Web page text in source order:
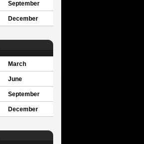
September
December
March
June
September
December